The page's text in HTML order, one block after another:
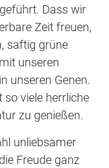
Dass wir
Zeit freuen,
saftig grüne
unseren
unseren Genen.
so viele herrliche
zu genießen.
unliebsamer
Freude ganz